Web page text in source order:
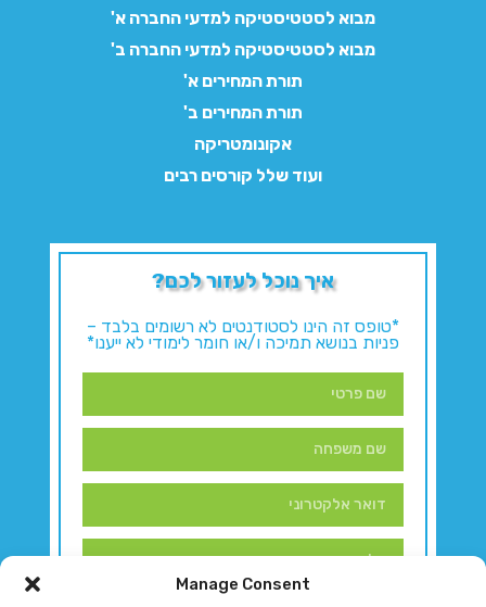
Manage Consent
מבוא לסטטיסטיקה למדעי החברה א'
מבוא לסטטיסטיקה למדעי החברה ב'
תורת המחירים א'
תורת המחירים ב'
אקונומטריקה
ועוד שלל קורסים רבים
איך נוכל לעזור לכם?
*טופס זה הינו לסטודנטים לא רשומים בלבד –
פניות בנושא תמיכה ו/או חומר לימודי לא ייענו*